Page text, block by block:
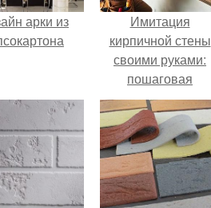
арки из
Имитация
кирпичной стены
своими руками:
пошаговая
инструкция